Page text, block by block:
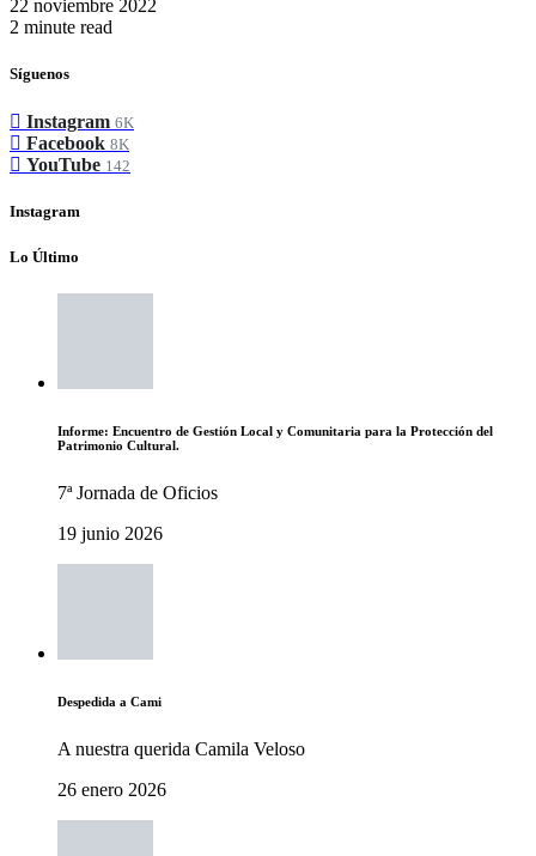
22 noviembre 2022
2 minute read
Síguenos
Instagram 6K
Facebook 8K
YouTube 142
Instagram
Lo Último
Informe: Encuentro de Gestión Local y Comunitaria para la Protección del
Patrimonio Cultural.
7ª Jornada de Oficios
19 junio 2026
Despedida a Cami
A nuestra querida Camila Veloso
26 enero 2026